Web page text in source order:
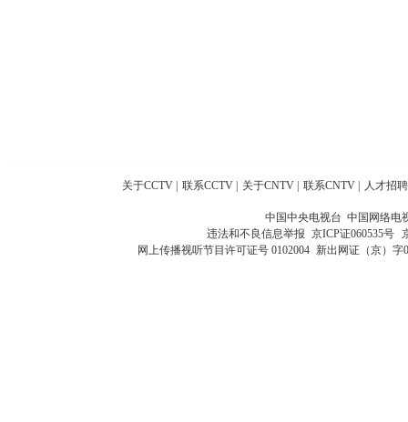
关于CCTV 联系CCTV 关于CNTV 联系CNTV 人才招聘
中国中央电视台 中国网络电
违法和不良信息举报 京ICP证060535号
网上传播视听节目许可证号 0102004 新出网证（京）